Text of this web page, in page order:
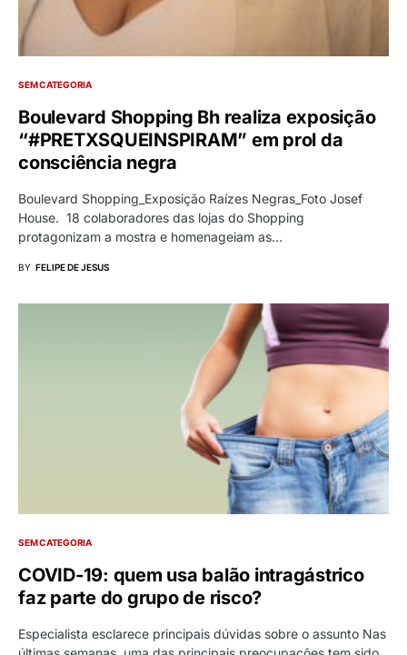
SEM CATEGORIA
Boulevard Shopping Bh realiza exposição
“#PRETXSQUEINSPIRAM” em prol da
consciência negra
Boulevard Shopping_Exposição Raízes Negras_Foto Josef
House. 18 colaboradores das lojas do Shopping
protagonizam a mostra e homenageiam as…
BY FELIPE DE JESUS
SEM CATEGORIA
COVID-19: quem usa balão intragástrico
faz parte do grupo de risco?
Especialista esclarece principais dúvidas sobre o assunto Nas